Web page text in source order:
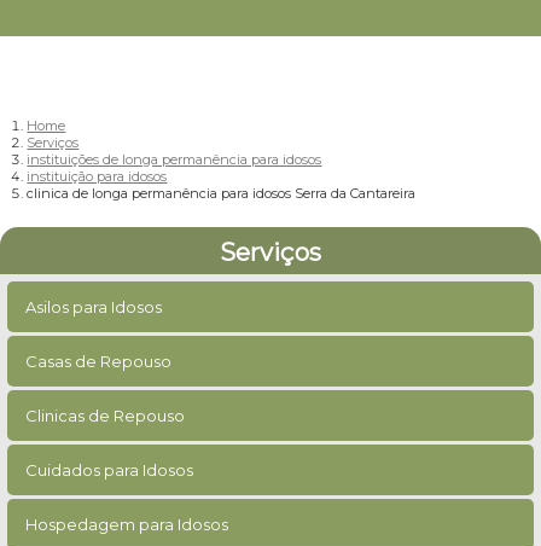
Home
Serviços
instituições de longa permanência para idosos
instituição para idosos
clinica de longa permanência para idosos Serra da Cantareira
Serviços
Asilos para Idosos
Casas de Repouso
Clinicas de Repouso
Cuidados para Idosos
Hospedagem para Idosos